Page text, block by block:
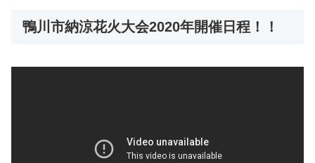
鴨川市納涼花火大会2020年開催日程！！